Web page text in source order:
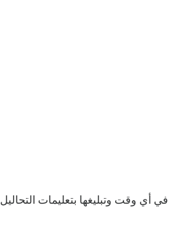
أي وقت وتبليغها بتعليمات التحاليل